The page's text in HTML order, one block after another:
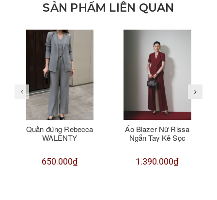
SẢN PHẨM LIÊN QUAN
Quần đứng Rebecca
WALENTY
650.000₫
Áo Blazer Nữ Rissa
Ngắn Tay Kẻ Sọc
1.390.000₫